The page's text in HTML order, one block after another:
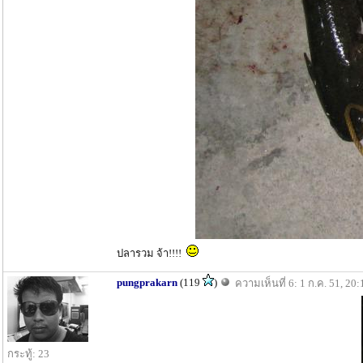
ปลารวม จ้า!!!!
กระทู้: 23
pungprakarn (119 ) ความเห็นที่ 6: 1 ก.ค. 51,